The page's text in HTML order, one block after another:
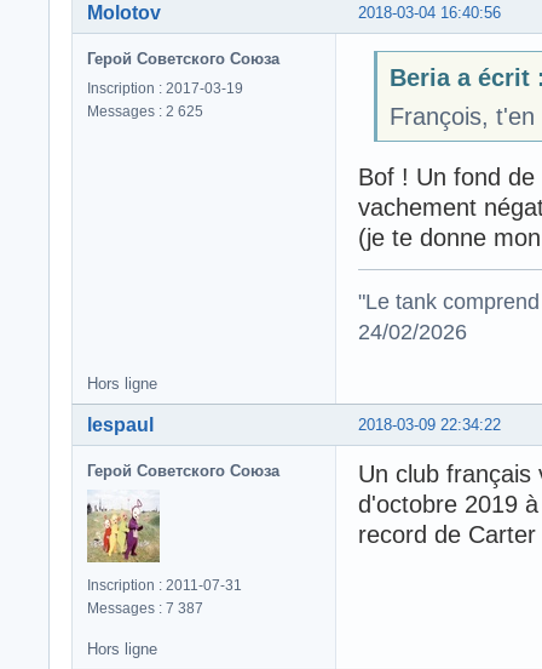
2018-03-04 16:40:56
Molotov
Герой Советского Союза
Inscription : 2017-03-19
Messages : 2 625
Beria a écrit
François,
Bof ! Un fond
vachement
(je te donne
"Le tank
24/02/2026
Hors ligne
2018-03-09 22:34:22
lespaul
Герой Советского Союза
Inscription : 2011-07-31
Messages : 7 387
Un club
d'octobre 2019
record de
Hors ligne